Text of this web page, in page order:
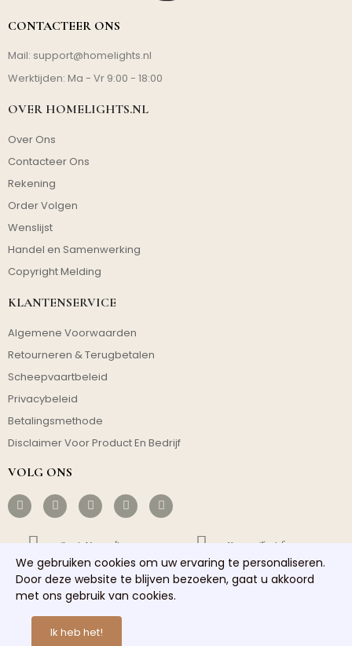
CONTACTEER ONS
Mail: support@homelights.nl
Werktijden: Ma - Vr 9:00 - 18:00
OVER HOMELIGHTS.NL
Over Ons
Contacteer Ons
Rekening
Order Volgen
Wenslijst
Handel en Samenwerking
Copyright Melding
KLANTENSERVICE
Algemene Voorwaarden
Retourneren & Terugbetalen
Scheepvaartbeleid
Privacybeleid
Betalingsmethode
Disclaimer Voor Product En Bedrijf
VOLG ONS
Gratis Verzending Kosteneffectief
Snelle Verzending Goede Service
We gebruiken cookies om uw ervaring te personaliseren.
Door deze website te blijven bezoeken, gaat u akkoord
met ons gebruik van cookies.
Ik heb het!